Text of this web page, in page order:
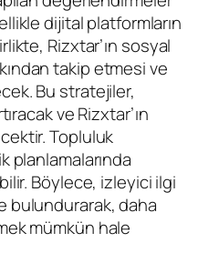
dijital platformların
Rizxtar’ın sosyal
takip etmesi ve
Bu stratejiler,
ve Rizxtar’ın
Topluluk
planlamalarında
Böylece, izleyici ilgi
bulundurarak, daha
mümkün hale